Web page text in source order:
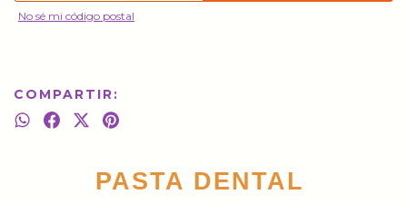
No sé mi código postal
COMPARTIR:
PASTA DENTAL